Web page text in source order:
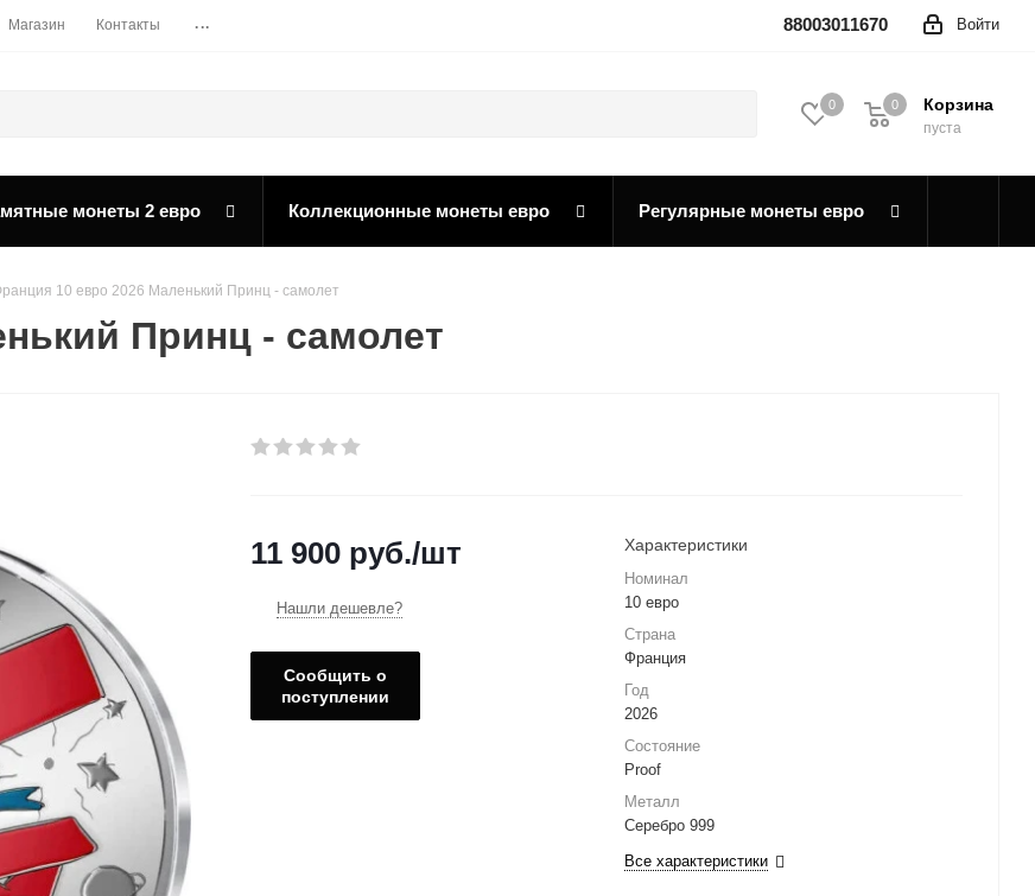
Магазин Контакты ... Войти
88003011670
0 Корзина
0
пуста
0
монеты 2 евро Коллекционные монеты евро Регулярные монеты евро
10 евро 2026 Маленький Принц - самолет
Принц - самолет
11 900 руб./шт
Нашли дешевле?
Сообщить о
поступлении
Характеристики
Номинал
10 евро
Страна
Франция
Год
2026
Состояние
Proof
Металл
Серебро 999
Все характеристики